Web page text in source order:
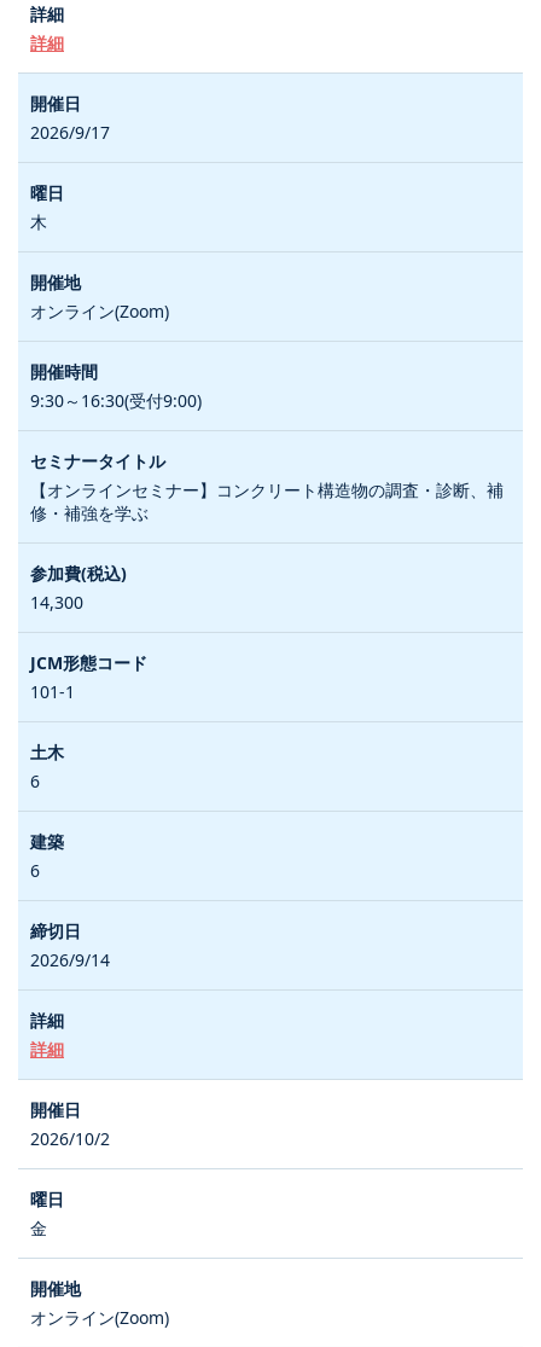
詳細
2026/9/17
木
オンライン(Zoom)
9:30～16:30(受付9:00)
【オンラインセミナー】コンクリート構造物の調査・診断、補
修・補強を学ぶ
14,300
101-1
6
6
2026/9/14
詳細
2026/10/2
金
オンライン(Zoom)